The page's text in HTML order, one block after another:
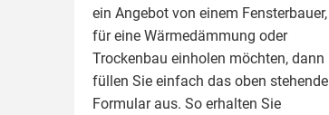
ein Angebot von einem Fensterbauer,
für eine Wärmedämmung oder
Trockenbau einholen möchten, dann
füllen Sie einfach das oben stehende
Formular aus. So erhalten Sie